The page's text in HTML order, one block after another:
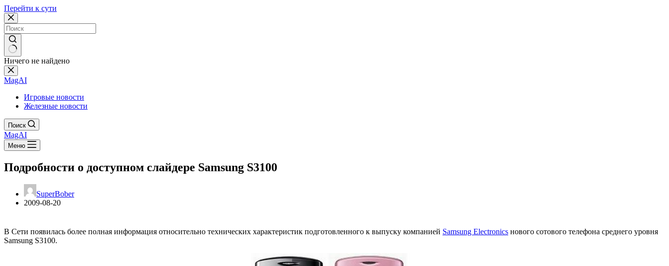
Перейти к сути
Ничего не найдено
MagAI
Игровые новости
Железные новости
Поиск
MagAI
Меню
Подробности о доступном слайдере Samsung S3100
SuperBober
2009-08-20
В Сети появилась более полная информация относительно технических характеристик подготовленного к выпуску компанией Samsung Electronics нового сотового телефона среднего уровня
Samsung S3100.